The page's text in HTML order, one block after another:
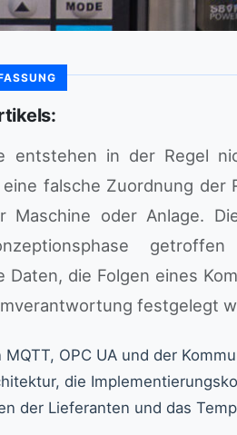
entstehen in der Regel
falsche Zuordnung der
oder Anlage.
die Folgen eines
festgelegt
OPC UA und der
die
der Lieferanten und das